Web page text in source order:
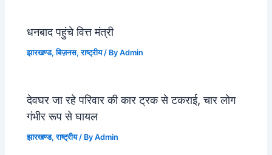
धनबाद पहुंचे वित्त मंत्री
झारखण्ड,बिज़नस,राष्ट्रीय/ ByAdmin
देवघर जा रहे परिवार की कार ट्रक से टकराई, चार लोग
गंभीर रूप से घायल
झारखण्ड,राष्ट्रीय/ ByAdmin